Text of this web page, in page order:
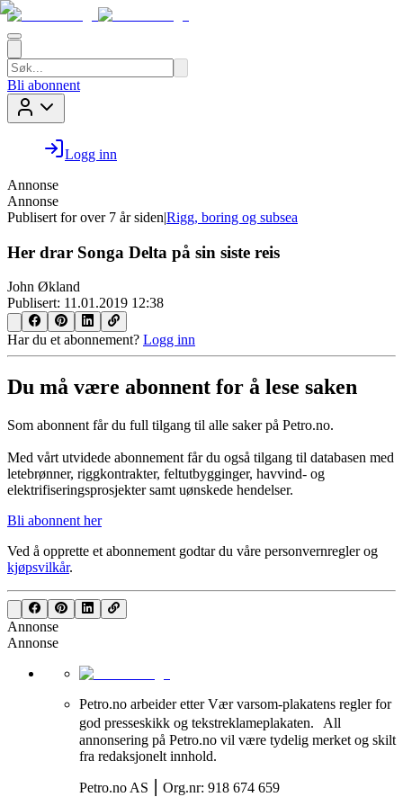
Bli abonnent
Logg inn
Annonse
Annonse
Publisert for over 7 år siden|Rigg, boring og subsea
Her drar Songa Delta på sin siste reis
John Økland
Publisert: 11.01.2019 12:38
Har du et abonnement? Logg inn
Du må være abonnent for å lese saken
Som abonnent får du full tilgang til alle saker på Petro.no.
Med vårt utvidede abonnement får du også tilgang til databasen med
letebrønner, riggkontrakter, feltutbygginger, havvind- og
elektrifiseringsprosjekter samt uønskede hendelser.
Bli abonnent her
Ved å opprette et abonnement godtar du våre personvernreglerog
kjøpsvilkår.
Annonse
Annonse
Petro.no arbeider etter Vær varsom-plakatens regler for
god presseskikk og tekstreklameplakaten. All
annonsering på Petro.no vil være tydelig merket og skilt
fra redaksjonelt innhold.
Petro.no AS ⎮ Org.nr: 918 674 659